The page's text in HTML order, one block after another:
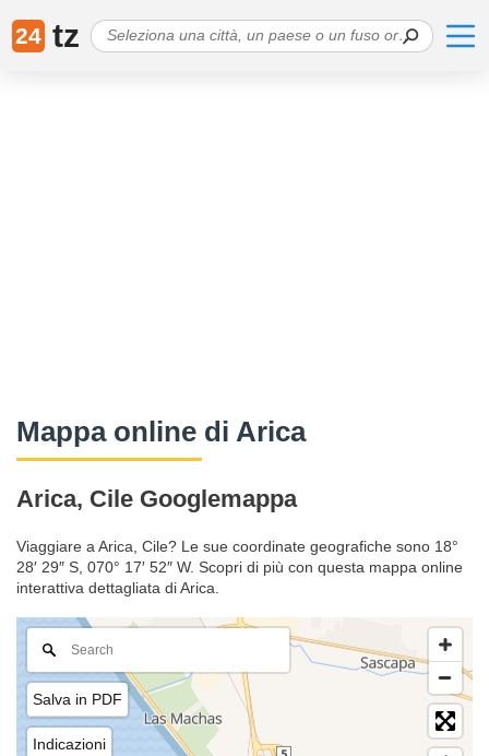
24 tz
Mappa online di Arica
Arica, Cile Googlemappa
Viaggiare a Arica, Cile? Le sue coordinate geografiche sono 18°
28′ 29″ S, 070° 17′ 52″ W. Scopri di più con questa mappa online
interattiva dettagliata di Arica.
Salva in PDF
Indicazioni